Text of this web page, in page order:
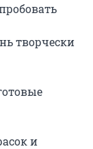
творчески
и